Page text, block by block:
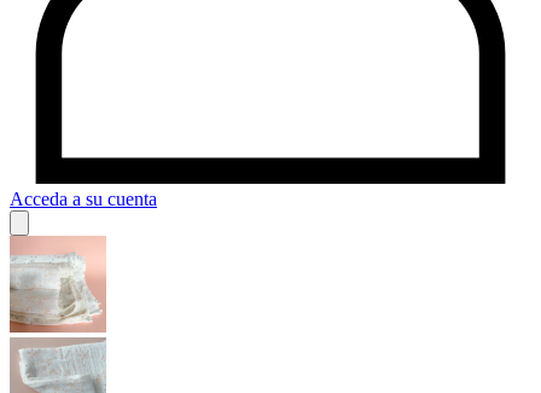
Acceda a su cuenta